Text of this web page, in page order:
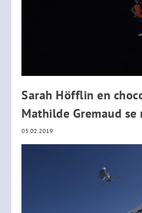
Sarah Höfflin en
Mathilde Gremaud se
03.02.2019